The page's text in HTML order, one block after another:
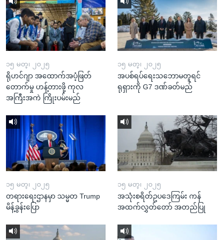
၁၅ မတ္၊ ၂၀၂၅
ရိုဟင်ဂျာ အထောက်အပံ့ဖြတ်
တောက်မှု ဟန့်တားဖို့ ကုလ
အကြီးအကဲ ကြိုးပမ်းမည်
၁၅ မတ္၊ ၂၀၂၅
အပစ်ရပ်ရေးသဘောမတူရင်
ရုရှားကို G7 ဒဏ်ခတ်မည်
၁၅ မတ္၊ ၂၀၂၅
တရားရေးဌာနမှာ သမ္မတ Trump
မိန့်ခွန်းပြော
၁၅ မတ္၊ ၂၀၂၅
အသုံးစရိတ်ဥပဒေကြမ်း ကန်
အထက်လွှတ်တော် အတည်ပြု